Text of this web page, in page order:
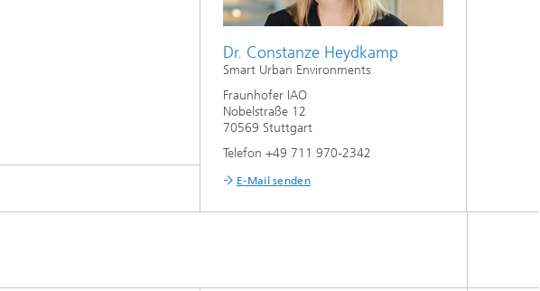
Dr. Constanze Heydkamp
Smart Urban Environments
Fraunhofer IAO
Nobelstraße 12
70569 Stuttgart
Telefon +49 711 970-2342
E-Mail senden